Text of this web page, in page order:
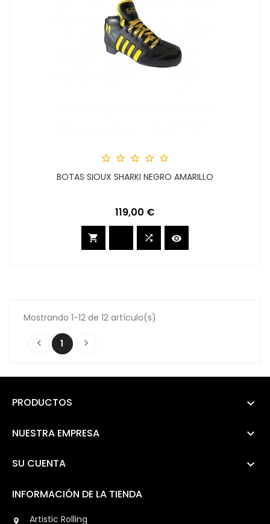
    
BOTAS SIOUX SHARKI NEGRO AMARILLO
Precio
119,00 €
  
Mostrando 1-12 de 12 artículo(s)
 1 
PRODUCTOS 
NUESTRA EMPRESA 
SU CUENTA 
INFORMACIÓN DE LA TIENDA
 Artistic Rolling